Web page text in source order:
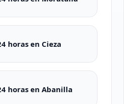
horas en Cieza
horas en Abanilla